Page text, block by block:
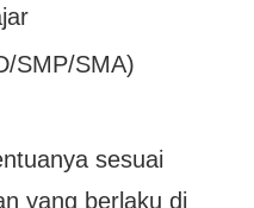
SMP/SMA)
sesuai
yang berlaku di